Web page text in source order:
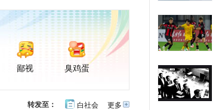
鄙视 臭鸡蛋
更多开
转发至： 白社会